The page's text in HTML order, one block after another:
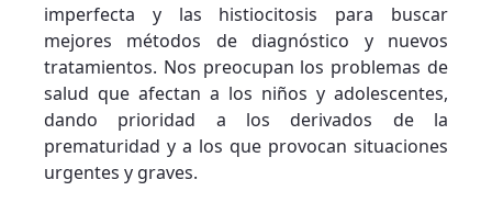
imperfecta y las histiocitosis para buscar
mejores métodos de diagnóstico y nuevos
tratamientos. Nos preocupan los problemas de
salud que afectan a los niños y adolescentes,
dando prioridad a los derivados de la
prematuridad y a los que provocan situaciones
urgentes y graves.